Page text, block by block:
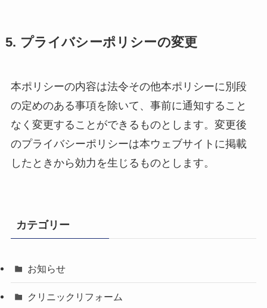
5. プライバシーポリシーの変更
本ポリシーの内容は法令その他本ポリシーに別段
の定めのある事項を除いて、事前に通知すること
なく変更することができるものとします。変更後
のプライバシーポリシーは本ウェブサイトに掲載
したときから効力を生じるものとします。
カテゴリー
お知らせ
クリニックリフォーム